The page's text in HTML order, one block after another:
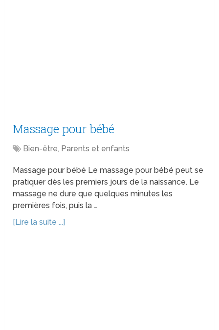
Massage pour bébé
Bien-être, Parents et enfants
Massage pour bébé Le massage pour bébé peut se
pratiquer dès les premiers jours de la naissance. Le
massage ne dure que quelques minutes les
premières fois, puis la …
[Lire la suite ...]